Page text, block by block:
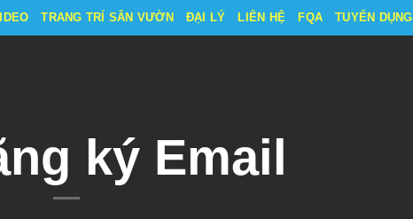
TRANG TRÍ SÂN VƯỜN ĐẠI LÝ LIÊN HỆ FQA TUYỂN DỤNG
ký Email